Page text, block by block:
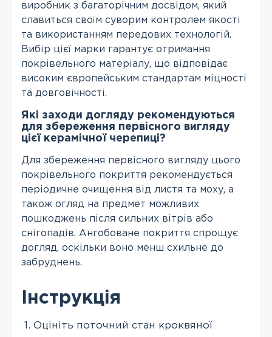
виробник з багаторічним досвідом, який
славиться своїм суворим контролем якості
та використанням передових технологій.
Вибір цієї марки гарантує отримання
покрівельного матеріалу, що відповідає
високим європейським стандартам міцності
та довговічності.
Які заходи догляду рекомендуються
для збереження первісного вигляду
цієї керамічної черепиці?
Для збереження первісного вигляду цього
покрівельного покриття рекомендується
періодичне очищення від листя та моху, а
також огляд на предмет можливих
пошкоджень після сильних вітрів або
снігопадів. Ангобоване покриття спрощує
догляд, оскільки воно менш схильне до
забруднень.
Інструкція
Оцініть поточний стан кроквяної